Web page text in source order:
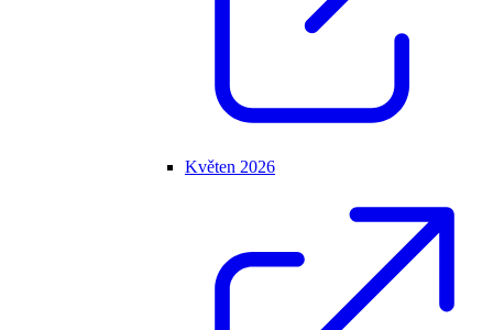
Květen 2026